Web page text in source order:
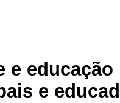
e
e